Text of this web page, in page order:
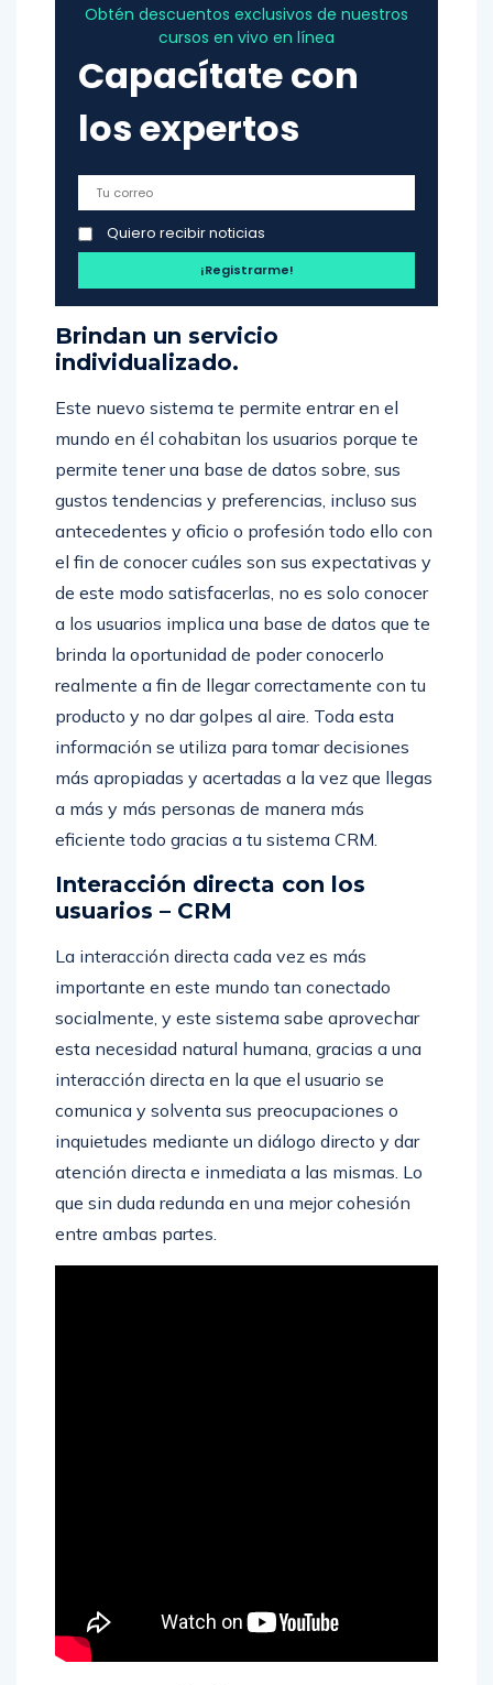
Obtén descuentos exclusivos de nuestros
cursos en vivo en línea
Capacítate con
los expertos
Quiero recibir noticias
Brindan un servicio
individualizado.
Este nuevo sistema te permite entrar en el
mundo en él cohabitan los usuarios porque te
permite tener una base de datos sobre, sus
gustos tendencias y preferencias, incluso sus
antecedentes y oficio o profesión todo ello con
el fin de conocer cuáles son sus expectativas y
de este modo satisfacerlas, no es solo conocer
a los usuarios implica una base de datos que te
brinda la oportunidad de poder conocerlo
realmente a fin de llegar correctamente con tu
producto y no dar golpes al aire. Toda esta
información se utiliza para tomar decisiones
más apropiadas y acertadas a la vez que llegas
a más y más personas de manera más
eficiente todo gracias a tu sistema CRM.
Interacción directa con los
usuarios – CRM
La interacción directa cada vez es más
importante en este mundo tan conectado
socialmente, y este sistema sabe aprovechar
esta necesidad natural humana, gracias a una
interacción directa en la que el usuario se
comunica y solventa sus preocupaciones o
inquietudes mediante un diálogo directo y dar
atención directa e inmediata a las mismas. Lo
que sin duda redunda en una mejor cohesión
entre ambas partes.